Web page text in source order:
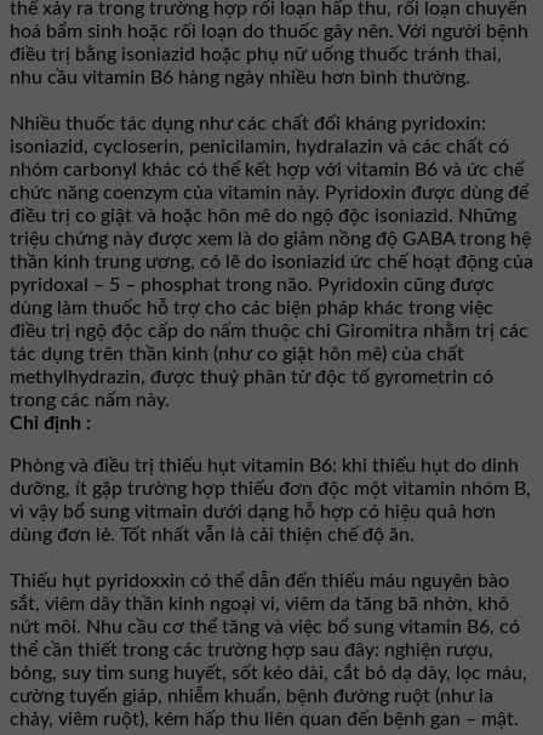
thể xảy ra trong trường hợp rối loạn hấp thu, rối loạn chuyển
hoá bẩm sinh hoặc rối loạn do thuốc gây nên. Với người bệnh
điều trị bằng isoniazid hoặc phụ nữ uống thuốc tránh thai,
nhu cầu vitamin B6 hàng ngày nhiều hơn bình thường.
Nhiều thuốc tác dụng như các chất đối kháng pyridoxin:
isoniazid, cycloserin, penicilamin, hydralazin và các chất có
nhóm carbonyl khác có thể kết hợp với vitamin B6 và ức chế
chức năng coenzym của vitamin này. Pyridoxin được dùng để
điều trị co giật và hoặc hôn mê do ngộ độc isoniazid. Những
triệu chứng này được xem là do giảm nồng độ GABA trong hệ
thần kinh trung ương, có lẽ do isoniazid ức chế hoạt động của
pyridoxal – 5 – phosphat trong não. Pyridoxin cũng được
dùng làm thuốc hỗ trợ cho các biện pháp khác trong việc
điều trị ngộ độc cấp do nấm thuộc chi Giromitra nhằm trị các
tác dụng trên thần kinh (như co giật hôn mê) của chất
methylhydrazin, được thuỷ phân từ độc tố gyrometrin có
trong các nấm này.
Chỉ định :
Phòng và điều trị thiếu hụt vitamin B6: khi thiếu hụt do dinh
dưỡng, ít gặp trường hợp thiếu đơn độc một vitamin nhóm B,
vì vậy bổ sung vitmain dưới dạng hỗ hợp có hiệu quả hơn
dùng đơn lẻ. Tốt nhất vẫn là cải thiện chế độ ăn.
Thiếu hụt pyridoxxin có thể dẫn đến thiếu máu nguyên bào
sắt, viêm dây thần kinh ngoại vi, viêm da tăng bã nhờn, khô
nứt môi. Nhu cầu cơ thể tăng và việc bổ sung vitamin B6, có
thể cần thiết trong các trường hợp sau đây: nghiện rượu,
bỏng, suy tim sung huyết, sốt kéo dài, cắt bỏ dạ dày, lọc máu,
cường tuyến giáp, nhiễm khuẩn, bệnh đường ruột (như ỉa
chảy, viêm ruột), kém hấp thu liên quan đến bệnh gan – mật.